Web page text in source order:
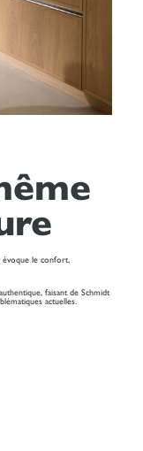
évoque le confort,
faisant de Schmidt
actuelles.